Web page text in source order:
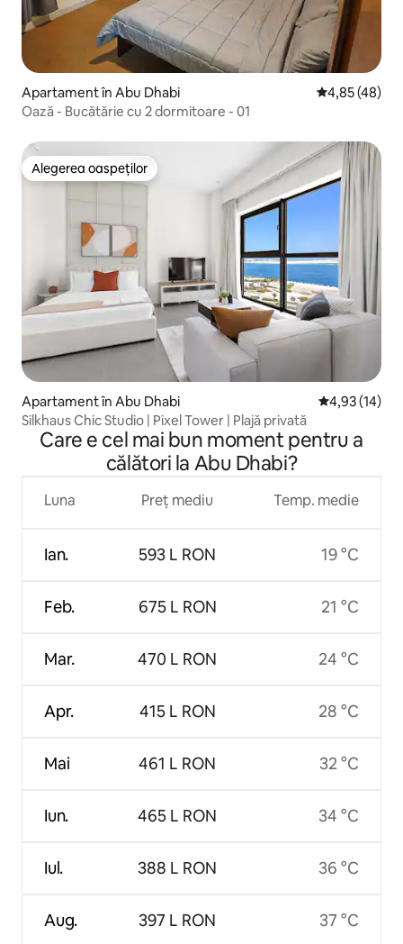
Apartament în Abu Dhabi Scor mediu
4,85 (48)
Oază - Bucătărie cu 2 dormitoare - 01
Alegerea oaspeților
Alegerea oaspeților
Apartament în Abu Dhabi Scor mediu
4,93 (14)
Silkhaus Chic Studio | Pixel Tower | Plajă privată
Care e cel mai bun moment pentru a
călători la Abu Dhabi?
Luna
Ian.
Feb.
Mar.
Apr.
Mai
Iun.
Iul.
Aug.
Preț mediu
593 L RON
675 L RON
470 L RON
415 L RON
461 L RON
465 L RON
388 L RON
397 L RON
Temp. medie
19 °C
21 °C
24 °C
28 °C
32 °C
34 °C
36 °C
37 °C